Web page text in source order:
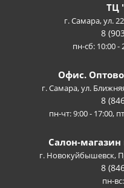
ТЦ
г. Самара, ул.
8
пн-сб: 10:00 -
Офис.
г. Самара, ул.
8
пн-чт: 9:00 - 17:00,
Салон-
г. Новокуйбышевск,
8
пн-